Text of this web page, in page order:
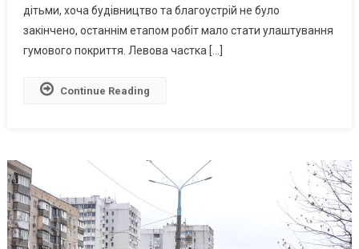
Процес
Передачі
Дитячих
дітьми, хоча будівництво та благоустрій не було
закінчено, останнім етапом робіт мало стати улаштування
гумового покриття. Левова частка […]
Continue Reading